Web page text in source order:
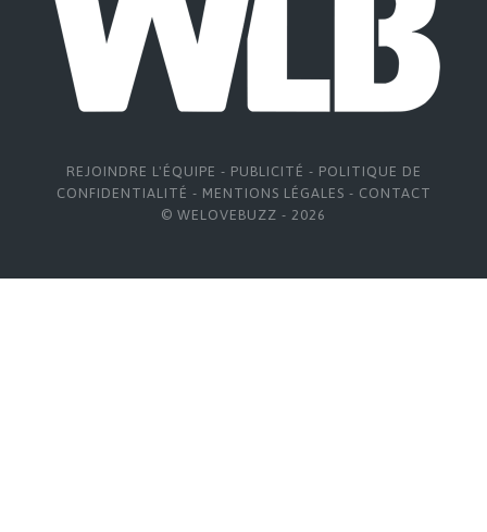
REJOINDRE L'ÉQUIPE - PUBLICITÉ - POLITIQUE DE
CONFIDENTIALITÉ - MENTIONS LÉGALES - CONTACT
© WELOVEBUZZ - 2026